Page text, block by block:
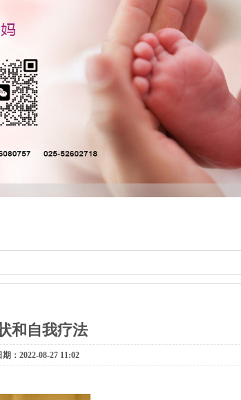
和自我疗法
：2022-08-27 11:02